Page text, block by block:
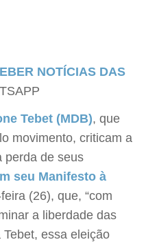
NOTÍCIAS DAS
Tebet (MDB), que
movimento, criticam a
perda de seus
seu Manifesto à
(26), que, “com
a liberdade das
Tebet, essa eleição